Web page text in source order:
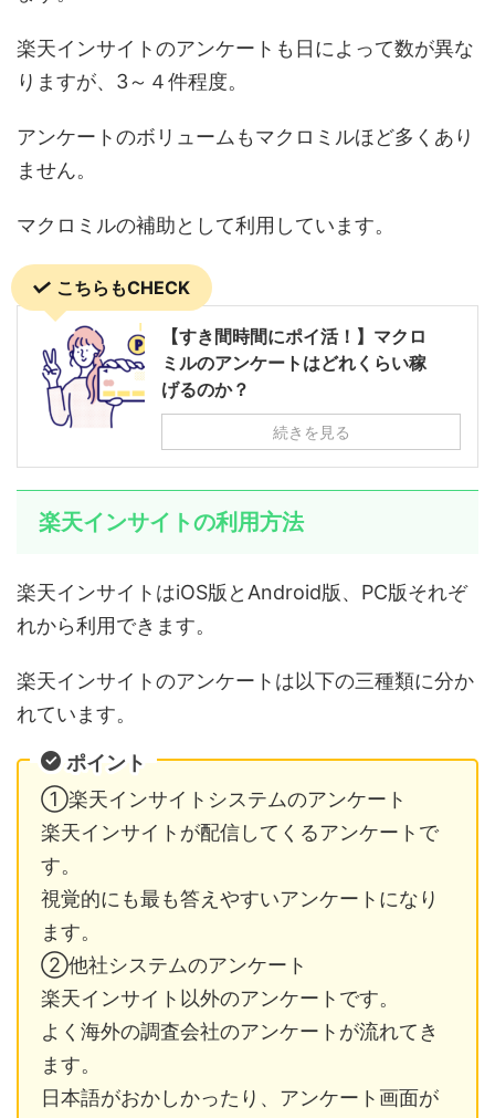
楽天インサイトのアンケートも日によって数が異な
りますが、3～４件程度。
アンケートのボリュームもマクロミルほど多くあり
ません。
マクロミルの補助として利用しています。
こちらもCHECK
【すき間時間にポイ活！】マクロ
ミルのアンケートはどれくらい稼
げるのか？
続きを見る
楽天インサイトの利用方法
楽天インサイトはiOS版とAndroid版、PC版それぞ
れから利用できます。
楽天インサイトのアンケートは以下の三種類に分か
れています。
ポイント
①楽天インサイトシステムのアンケート
楽天インサイトが配信してくるアンケートで
す。
視覚的にも最も答えやすいアンケートになり
ます。
②他社システムのアンケート
楽天インサイト以外のアンケートです。
よく海外の調査会社のアンケートが流れてき
ます。
日本語がおかしかったり、アンケート画面が